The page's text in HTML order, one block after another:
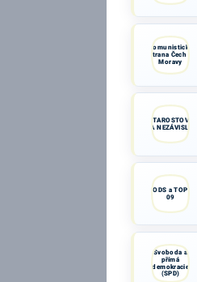
Komunistická
strana Čech a
Moravy
STAROSTOVÉ
A NEZÁVISLÍ
ODS a TOP
09
Svoboda a
přímá
demokracie
(SPD)